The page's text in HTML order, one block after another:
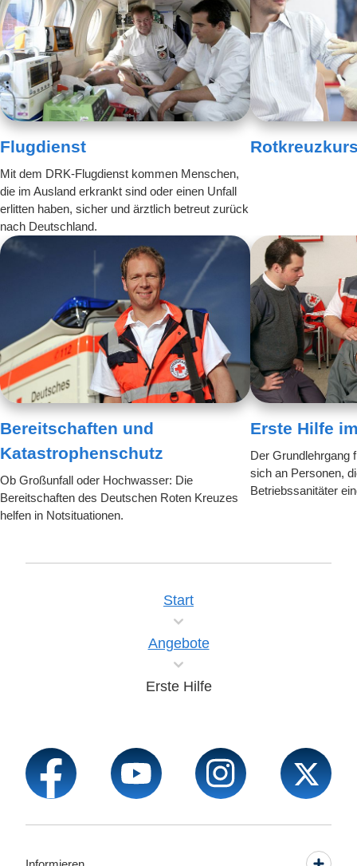
Flugdienst
Mit dem DRK-Flugdienst kommen Menschen,
die im Ausland erkrankt sind oder einen Unfall
erlitten haben, sicher und ärztlich betreut zurück
nach Deutschland.
Bereitschaften und
Katastrophenschutz
Ob Großunfall oder Hochwasser: Die
Bereitschaften des Deutschen Roten Kreuzes
helfen in Notsituationen.
Erste Hilfe
Der Grundlehrgang
sich an Personen,
Betriebssanitäter
Start
Angebote
Erste Hilfe